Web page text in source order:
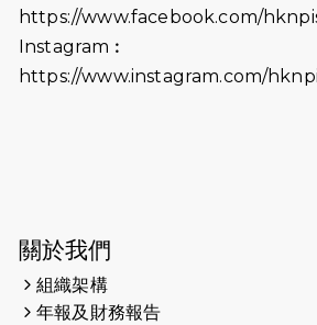
2026-06-18
猛龍長跑隊恆常練
2026-06-11
猛龍長跑隊恆常練
2026-05-28
2026-05-22
https://www.facebook.com/
Instagram︰
https://www.instagram.com/
關於我們
組織架構
年報及財務報告